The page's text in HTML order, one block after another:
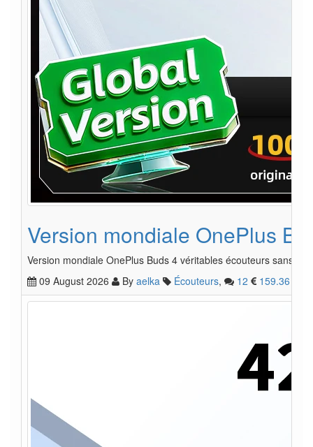
Version mondiale OnePlus
Version mondiale OnePlus Buds 4 véritables écouteurs sans fil
09 August 2026
By aelka Écouteurs, 12 159.36